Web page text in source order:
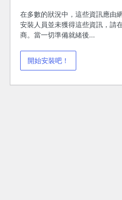
在多數的狀況中，這些資訊應由
安裝人員並未獲得這些資訊，請
商。當一切準備就緒後...
開始安裝吧！